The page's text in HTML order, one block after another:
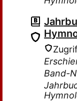
Band-